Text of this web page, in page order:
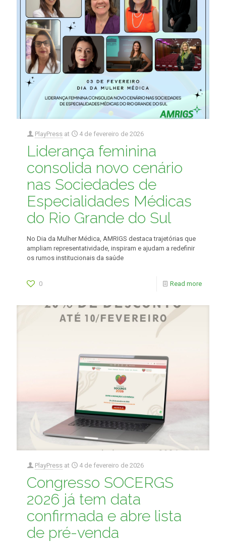
PlayPress at 4 de fevereiro de 2026
Liderança feminina
consolida novo cenário
nas Sociedades de
Especialidades Médicas
do Rio Grande do Sul
No Dia da Mulher Médica, AMRIGS destaca trajetórias que
ampliam representatividade, inspiram e ajudam a redefinir
os rumos institucionais da saúde
0 Read more
PlayPress at 4 de fevereiro de 2026
Congresso SOCERGS
2026 já tem data
confirmada e abre lista
de pré-venda